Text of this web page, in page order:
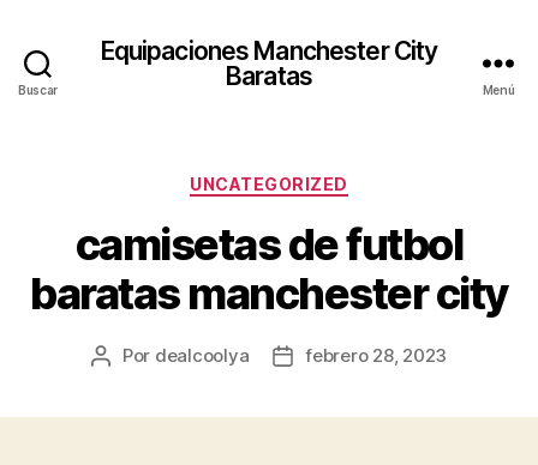
Buscar
Equipaciones Manchester City
Baratas
Menú
Categorías
UNCATEGORIZED
camisetas de futbol
baratas manchester city
Autor
Por dealcoolya
Fechafebrero 28, 2023